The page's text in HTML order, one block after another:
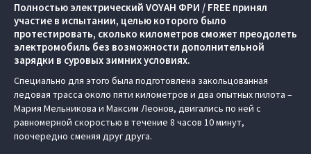
Полностью электрический VOYAH ФРИ / FREE принял
участие в испытании, целью которого было
протестировать, сколько километров сможет преодолеть
электромобиль без возможности дополнительной
зарядки в суровых зимних условиях.
Специально для этого была подготовлена закольцованная
ледовая трасса около пяти километров и два опытных пилота –
Мария Мельникова и Максим Леонов, двигались по ней с
равномерной скоростью в течение 8 часов 10 минут,
поочередно сменяя друг друга.